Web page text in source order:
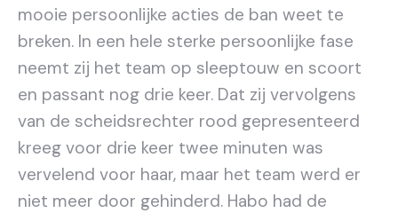
mooie persoonlijke acties de ban weet te
breken. In een hele sterke persoonlijke fase
neemt zij het team op sleeptouw en scoort
en passant nog drie keer. Dat zij vervolgens
van de scheidsrechter rood gepresenteerd
kreeg voor drie keer twee minuten was
vervelend voor haar, maar het team werd er
niet meer door gehinderd. Habo had de